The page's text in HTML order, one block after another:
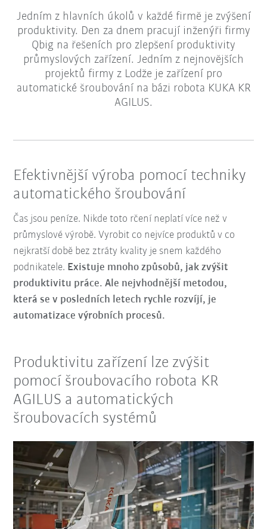
Jedním z hlavních úkolů v každé firmě je zvýšení
produktivity. Den za dnem pracují inženýři firmy
Qbig na řešeních pro zlepšení produktivity
průmyslových zařízení. Jedním z nejnovějších
projektů firmy z Lodže je zařízení pro
automatické šroubování na bázi robota KUKA KR
AGILUS.
Efektivnější výroba pomocí techniky
automatického šroubování
Čas jsou peníze. Nikde toto rčení neplatí více než v
průmyslové výrobě. Vyrobit co nejvíce produktů v co
nejkratší době bez ztráty kvality je snem každého
podnikatele. Existuje mnoho způsobů, jak zvýšit
produktivitu práce. Ale nejvhodnější metodou,
která se v posledních letech rychle rozvíjí, je
automatizace výrobních procesů.
Produktivitu zařízení lze zvýšit
pomocí šroubovacího robota KR
AGILUS a automatických
šroubovacích systémů